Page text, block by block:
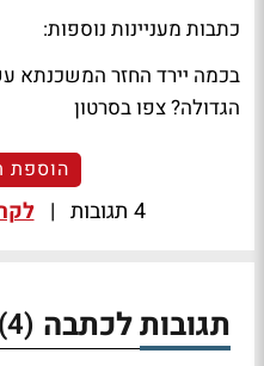
כתבות מעניינות נוספות:
הגדולה? צפו בסרטון
הוספת
4 תגובות |
תגובות לכתבה (4)